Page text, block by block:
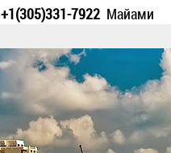
+1(305)331-7922 Майами